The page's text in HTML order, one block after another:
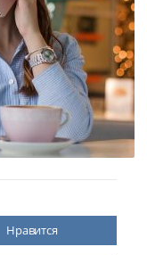
Нравится